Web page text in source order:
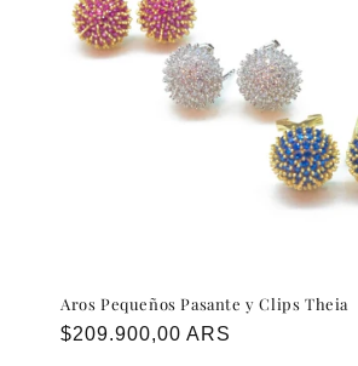
c
:
Aros Pequeños Pasante y Clips Theia
Precio
$209.900,00 ARS